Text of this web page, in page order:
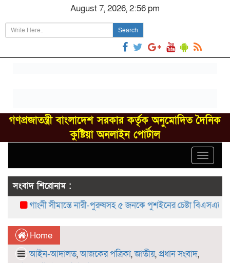
August 7, 2026, 2:56 pm
Search
গণপ্রজাতন্ত্রী বাংলাদেশ সরকার কর্তৃক অনুমোদিত দৈনিক
কুষ্টিয়া অনলাইন পোর্টাল
Toggle
সংবাদ শিরোনাম :
গাংনী সীমান্তে নারী-পুরুষসহ ৫ জনকে পুশইনের চেষ্টা বিএসএফের,
Home
আইন-আদালত,আজকের পত্রিকা,জাতীয়,প্রধান সংবাদ,